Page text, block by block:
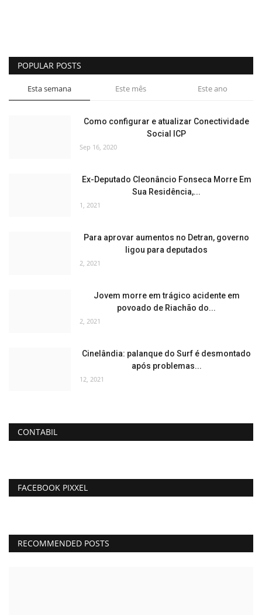
POPULAR POSTS
Esta semana Este mês Este ano
Como configurar e atualizar Conectividade
Social ICP
Sep 16, 2020
Ex-Deputado Cleonâncio Fonseca Morre Em
Sua Residência,...
1, 2021
Para aprovar aumentos no Detran, governo
ligou para deputados
2, 2021
Jovem morre em trágico acidente em
povoado de Riachão do...
2, 2021
Cinelândia: palanque do Surf é desmontado
após problemas...
12, 2021
CONTABIL
FACEBOOK PIXXEL
RECOMMENDED POSTS